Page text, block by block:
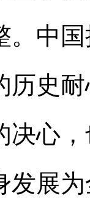
。中
历史
决心
发展